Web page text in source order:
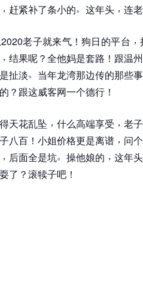
， 赶紧补了条小的。 这年头 ， 连
老子就来气 ！ 狗日的平台 ，
， 结果呢？全他妈是套路 ！ 跟温
扯淡。 当年龙湾那边传的那些
？ 跟这威客网一个德行 ！
天花乱坠 ， 什么高端享受 ， 老
八百 ！ 小姐价格更是离谱 ， 问
， 后面全是坑。 操他娘的 ， 这年
了 ？滚犊子吧 ！